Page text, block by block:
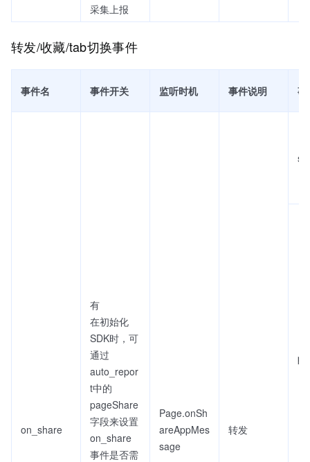
采集上报
转发/收藏/tab切换事件
事件名 事件开关 监听时机 事件说明 事
on_share
有
在初始化
SDK时，可
通过
auto_repor
t中的
pageShare
字段来设置
on_share
事件是否需
Page.onSh
areAppMes
sage
转发